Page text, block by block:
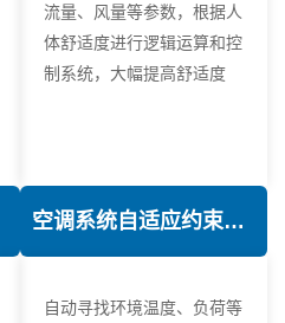
流量、风量等参数，根据人
体舒适度进行逻辑运算和控
制系统，大幅提高舒适度
空调系统自适应约束控制技术
自动寻找环境温度、负荷等